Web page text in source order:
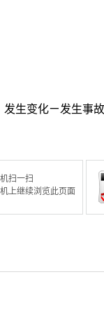
生变化ㄧ发生事
扫一扫
上继续浏览此页面